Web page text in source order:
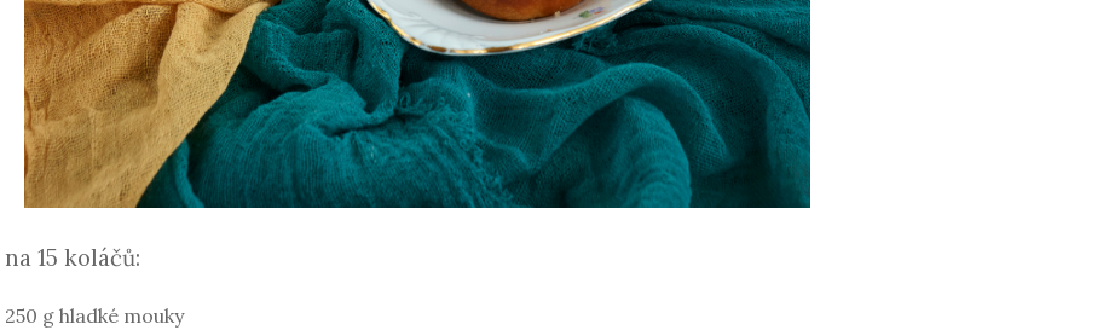
na 15 koláčů:
250 g hladké mouky